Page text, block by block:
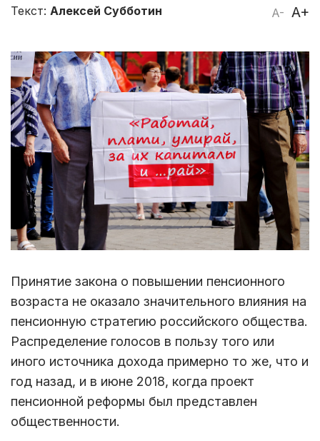
A- A+
Текст: Алексей Субботин
Принятие закона о повышении пенсионного
возраста не оказало значительного влияния на
пенсионную стратегию российского общества.
Распределение голосов в пользу того или
иного источника дохода примерно то же, что и
год назад, и в июне 2018, когда проект
пенсионной реформы был представлен
общественности.